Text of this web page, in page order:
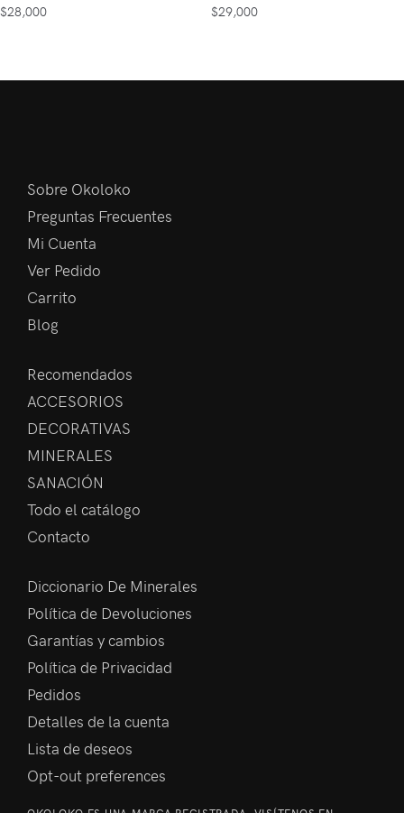
$28,000 $29,000
Sobre Okoloko
Preguntas Frecuentes
Mi Cuenta
Ver Pedido
Carrito
Blog
Recomendados
ACCESORIOS
DECORATIVAS
MINERALES
SANACIÓN
Todo el catálogo
Contacto
Diccionario De Minerales
Política de Devoluciones
Garantías y cambios
Política de Privacidad
Pedidos
Detalles de la cuenta
Lista de deseos
Opt-out preferences